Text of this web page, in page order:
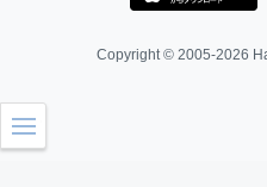
Copyright © 2005-2026